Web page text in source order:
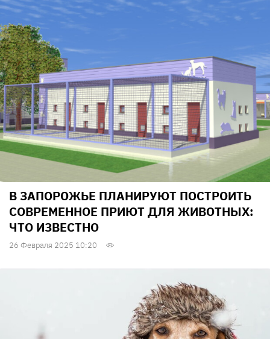
В ЗАПОРОЖЬЕ ПЛАНИРУЮТ ПОСТРОИТЬ
СОВРЕМЕННОЕ ПРИЮТ ДЛЯ ЖИВОТНЫХ:
ЧТО ИЗВЕСТНО
26 Февраля 2025 10:20